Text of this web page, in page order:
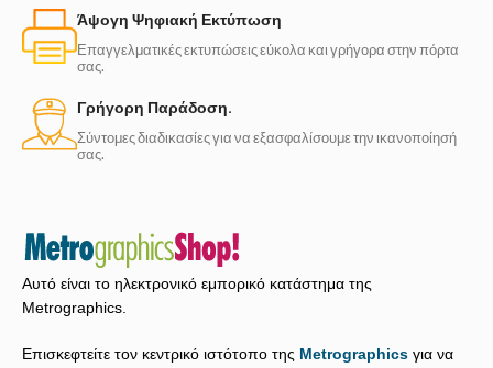
Άψογη Ψηφιακή Εκτύπωση
Επαγγελματικές εκτυπώσεις εύκολα και γρήγορα στην πόρτα
σας.
Γρήγορη Παράδοση.
Σύντομες διαδικασίες για να εξασφαλίσουμε την ικανοποίησή
σας.
Αυτό είναι το ηλεκτρονικό εμπορικό κατάστημα της
Metrographics.
Επισκεφτείτε τον κεντρικό ιστότοπο της Metrographics για να